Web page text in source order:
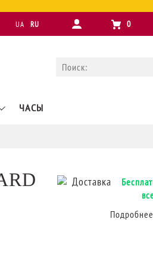
UA RU 0
ЧАСЫ